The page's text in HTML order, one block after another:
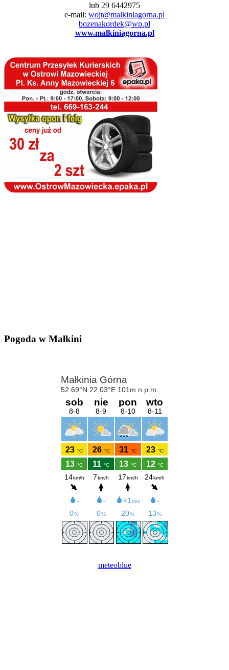
lub 29 6442975
e-mail: wojt@malkiniagorna.pl
bozenakordek@wp.pl
www.malkiniagorna.pl
Pogoda w Małkini
meteoblue